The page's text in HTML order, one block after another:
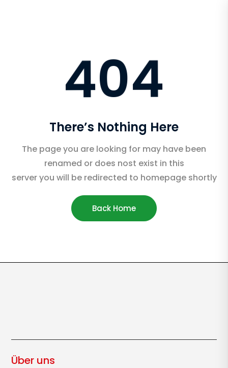
404
There’s Nothing Here
The page you are looking for may have been
renamed or does nost exist in this
server you will be redirected to homepage shortly
Back Home
Über uns